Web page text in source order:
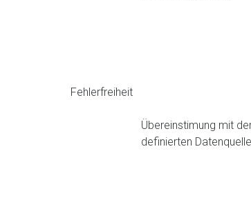
Fehlerfreiheit
Übereinstimung mit
definierten Datenquelle